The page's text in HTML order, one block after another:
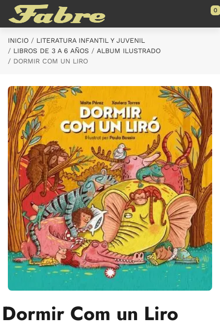
Saltar al contenido principal
0
INICIO
LITERATURA INFANTIL Y JUVENIL
LIBROS DE 3 A 6 AÑOS
ALBUM ILUSTRADO
DORMIR COM UN LIRO
Dormir Com un Liro